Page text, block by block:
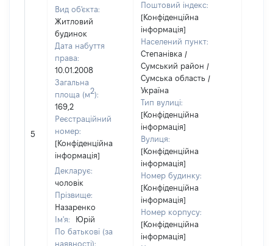
5
Вид об'єкта:
Житловий
будинок
Дата набуття
права:
10.01.2008
Загальна
площа (м2):
169,2
Реєстраційний
номер:
[Конфіденційна
інформація]
Декларує:
чоловік
Прізвище:
Назаренко
Ім'я:
Юрій
По батькові (за
наявності):
Поштовий індекс:
[Конфіденційна
інформація]
Населений пункт:
Степанівка /
Сумський район /
Сумська область /
Україна
Тип вулиці:
[Конфіденційна
інформація]
Вулиця:
[Конфіденційна
інформація]
Номер будинку:
[Конфіденційна
інформація]
Номер корпусу:
[Конфіденційна
інформація]